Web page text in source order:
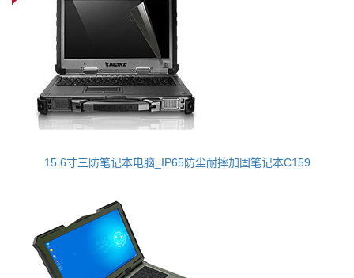
15.6寸三防笔记本电脑_IP65防尘耐摔加固笔记本C159